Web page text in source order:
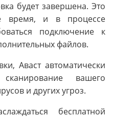
будет завершена. Это
время, и в процессе
подключение к
файлов.
Аваст автоматически
вашего
и других угроз.
бесплатной